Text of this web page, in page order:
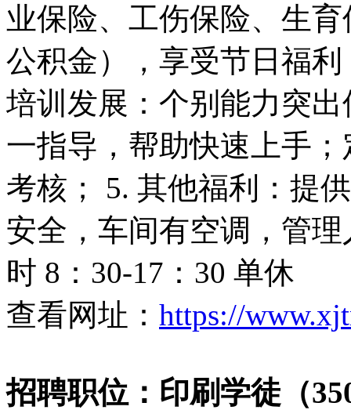
业保险、工伤保险、生
公积金），享受节日福
培训发展：个别能力突
一指导，帮助快速上手
考核； 5. 其他福利：提
安全，车间有空调，管
时 8：30-17：30 单休
查看网址： https://
招聘职位：印刷学徒（